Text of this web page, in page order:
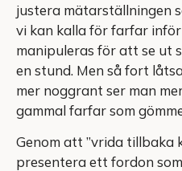
justera mätarställningen
vi kan kalla för farfar
manipuleras för att se ut
en stund. Men så fort
mer noggrant ser man
gammal farfar som
Genom att ”vrida tillbaka
presentera ett fordon